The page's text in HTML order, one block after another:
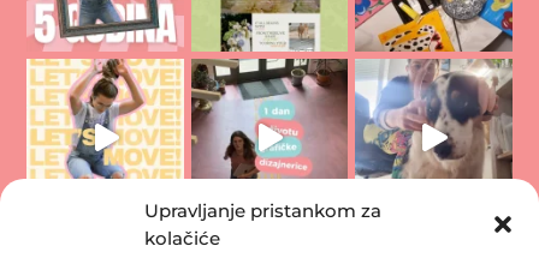
Upravljanje pristankom za
kolačiće